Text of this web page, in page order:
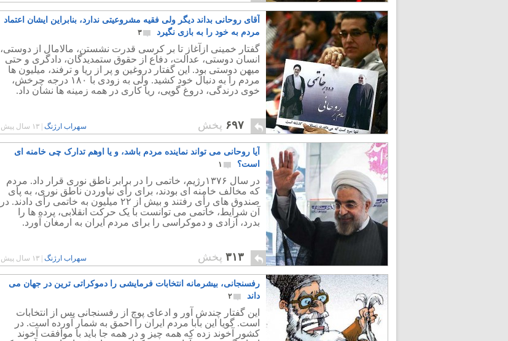
آقای روحانی بداند دیگر ولی فقیه مشروعیتی ندارد، بنابراین ایشان اعتماد
مردم به خود را به بازی نگیرد
۳
گفتار خمینی ازآغاز تا بر کرسی قدرت نشستن، مالامال از دوستی،
انسان دوستی، عدالت، دفاع از حقوق ستمدیدگان، دادگری و حتی
میهن دوستی بود. این گفتار دروغین و پر از ریا و ترفند، میلیون ها
مردم را به دنبال خود کشید. ولی به زودی با ۱۸۰ درجه چرخش،
خوی درندگی، دروغ گویی، ریا کاری در همه زمینه ها نشان داد.
۶۹۷ پخش سهراب ارژنگ ۱۳ سال پیش
آیا روحانی می تواند نماینده مردم باشد، و یا اوهم تدارک چی خامنه ای
است؟
۱
در سال ۱۳۷۶رژیم، خاتمی را در برابر ناطق نوری قرار داد. مردم
که مخالف خامنه ای بودند، برای رأی نیاوردن ناطق نوری، به پای
صندوق های رأی رفتند و بیش از ۲۲ میلیون به خاتمی رأی دادند. در
آن شرایط، خاتمی می توانست با یک حرکت انقلابی، پرده ها را
بدرد، آزادی و دموکراسی را برای مردم ایران به ارمغان آورد.
۳۱۳ پخش سهراب ارژنگ ۱۳ سال پیش
رفسنجانی، بیشرمانه انتخابات فرمایشی را دموکراتی ترین در جهان می
داند
۲
این گفتار چندش آور و ادعای پوچ از رفسنجانی پس از انتخابات
است. گویا این بابا مردم ایران را احمق به شمار آورده است. در
کشور آخوند زده که همه چیز و در همه جا باید با موافقت آخوند